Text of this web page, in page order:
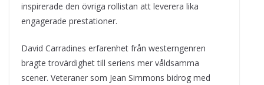
inspirerade den övriga rollistan att leverera lika
engagerade prestationer.
David Carradines erfarenhet från westerngenren
bragte trovärdighet till seriens mer våldsamma
scener. Veteraner som Jean Simmons bidrog med